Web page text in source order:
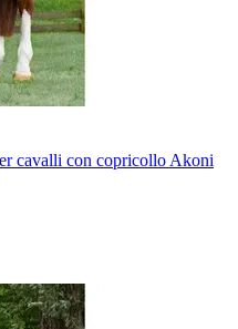
cavalli con copricollo Akoni